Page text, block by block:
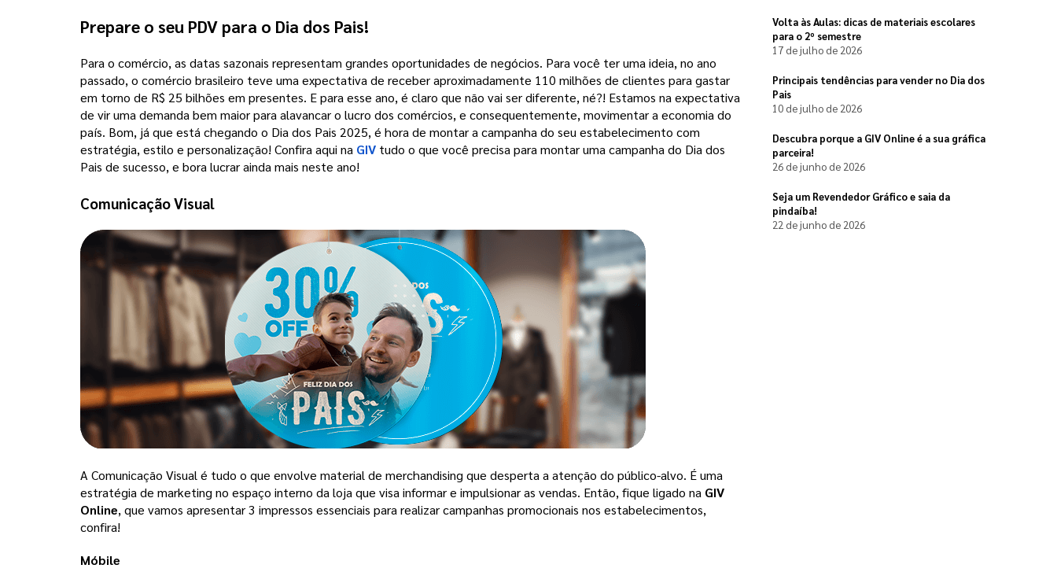
Prepare o seu PDV para o Dia dos Pais!
Para o comércio, as datas sazonais representam grandes oportunidades de negócios. Para você ter uma ideia, no ano
passado, o comércio brasileiro teve uma expectativa de receber aproximadamente 110 milhões de clientes para gastar
em torno de R$ 25 bilhões em presentes. E para esse ano, é claro que não vai ser diferente, né?! Estamos na expectativa
de vir uma demanda bem maior para alavancar o lucro dos comércios, e consequentemente, movimentar a economia do
país. Bom, já que está chegando o Dia dos Pais 2025, é hora de montar a campanha do seu estabelecimento com
estratégia, estilo e personalização! Confira aqui na GIV tudo o que você precisa para montar uma campanha do Dia dos
Pais de sucesso, e bora lucrar ainda mais neste ano!
Comunicação Visual
A Comunicação Visual é tudo o que envolve material de merchandising que desperta a atenção do público-alvo. É uma
estratégia de marketing no espaço interno da loja que visa informar e impulsionar as vendas. Então, fique ligado na GIV
Online, que vamos apresentar 3 impressos essenciais para realizar campanhas promocionais nos estabelecimentos,
confira!
Móbile
Volta às Aulas: dicas de materiais escolares
para o 2º semestre
17 de julho de 2026
Principais tendências para vender no Dia dos
Pais
10 de julho de 2026
Descubra porque a GIV Online é a sua gráfica
parceira!
26 de junho de 2026
Seja um Revendedor Gráfico e saia da
pindaíba!
22 de junho de 2026